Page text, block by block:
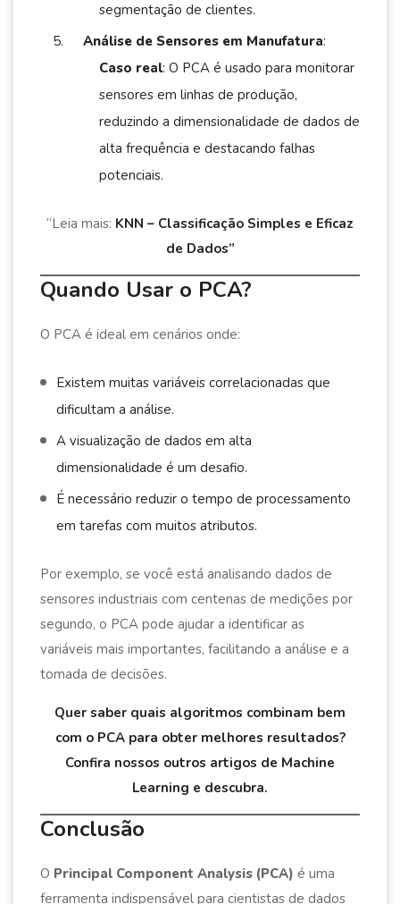
segmentação de clientes.
Análise de Sensores em Manufatura:
Caso real: O PCA é usado para monitorar
sensores em linhas de produção,
reduzindo a dimensionalidade de dados de
alta frequência e destacando falhas
potenciais.
“Leia mais: KNN – Classificação Simples e Eficaz
de Dados”
Quando Usar o PCA?
O PCA é ideal em cenários onde:
Existem muitas variáveis correlacionadas que
dificultam a análise.
A visualização de dados em alta
dimensionalidade é um desafio.
É necessário reduzir o tempo de processamento
em tarefas com muitos atributos.
Por exemplo, se você está analisando dados de
sensores industriais com centenas de medições por
segundo, o PCA pode ajudar a identificar as
variáveis mais importantes, facilitando a análise e a
tomada de decisões.
Quer saber quais algoritmos combinam bem
com o PCA para obter melhores resultados?
Confira nossos outros artigos de Machine
Learning e descubra.
Conclusão
O Principal Component Analysis (PCA) é uma
ferramenta indispensável para cientistas de dados